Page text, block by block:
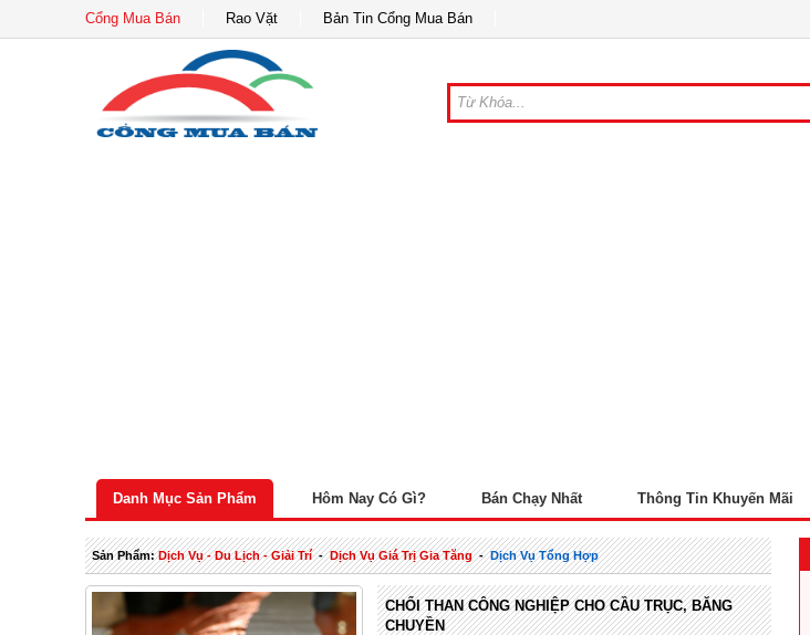
Cổng Mua Bán Rao Vặt Bản Tin Cổng Mua Bán
Danh Mục Sản Phẩm Hôm Nay Có Gì? Bán Chạy Nhất Thông Tin Khuyến Mãi
Sản Phẩm:Dịch Vụ - Du Lịch - Giải Trí-Dịch Vụ Giá Trị Gia Tăng-Dịch Vụ Tổng Hợp
CHỔI THAN CÔNG NGHIỆP CHO CẦU TRỤC, BĂNG
CHUYỀN